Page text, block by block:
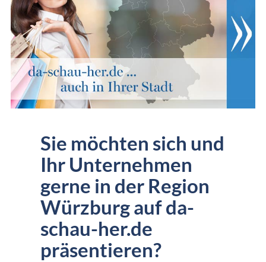
Sie möchten sich und
Ihr Unternehmen
gerne in der Region
Würzburg auf da-
schau-her.de
präsentieren?